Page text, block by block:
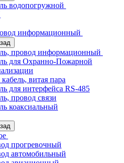
водопогружной
информационный
провод информационный
для Охранно-Пожарной
витая пара
для интерфейса RS-485
провод связи
коаксиальный
прогревочный
автомобильный